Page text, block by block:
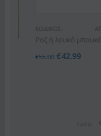
ΚΩΔΙΚΟΣ:
Ροζ ή λευκό μπουκέτο
55.00 €42.99